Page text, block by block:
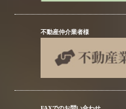
不動産仲介業者様